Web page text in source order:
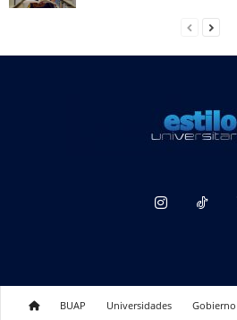
BUAP Universidades Gobierno